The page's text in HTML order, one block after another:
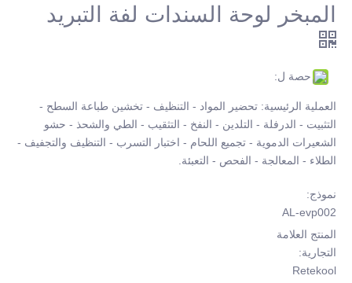
المبخر لوحة السندات لفة التبريد
حصة ل:
العملية الرئيسية: تحضير المواد - التنظيف - تخشين طباعة السطح -
التثبيت - الدرفلة - التلدين - النفخ - التثقيب - الطي والشحذ - حشو
الشعيرات الدموية - تجميع اللحام - اختبار التسرب - التنظيف والتجفيف -
الطلاء - المعالجة - الفحص - التعبئة.
نموذج:
AL-evp002
المنتج العلامة
التجارية:
Retekool